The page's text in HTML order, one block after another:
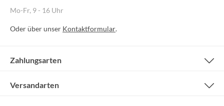
Mo-Fr, 9 - 16 Uhr
Oder über unser Kontaktformular.
Zahlungsarten
Versandarten